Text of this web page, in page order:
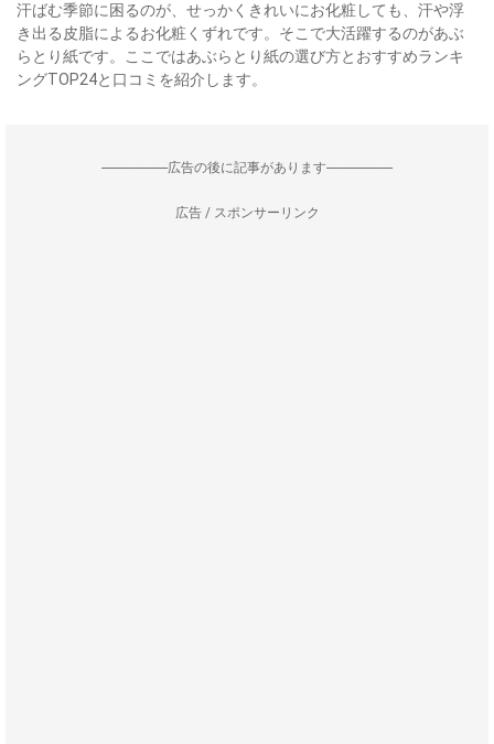
汗ばむ季節に困るのが、せっかくきれいにお化粧しても、汗や浮
き出る皮脂によるお化粧くずれです。そこで大活躍するのがあぶ
らとり紙です。ここではあぶらとり紙の選び方とおすすめランキ
ングTOP24と口コミを紹介します。
--------------------広告の後に記事があります--------------------
広告 / スポンサーリンク